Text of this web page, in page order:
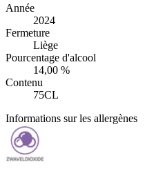
Année
2024
Fermeture
Liège
Pourcentage d'alcool
14,00 %
Contenu
75CL
Informations sur les allergènes